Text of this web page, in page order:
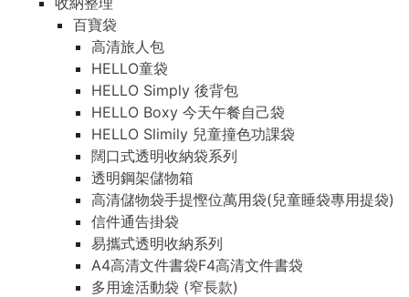
百寶袋
高清旅人包
HELLO童袋
HELLO Simply 後背包
HELLO Boxy 今天午餐自己袋
HELLO Slimily 兒童撞色功課袋
闊口式透明收納袋系列
透明鋼架儲物箱
高清儲物袋手提慳位萬用袋(兒童睡袋專用提袋)
信件通告掛袋
易攜式透明收納系列
A4高清文件書袋F4高清文件書袋
多用途活動袋 (窄長款)